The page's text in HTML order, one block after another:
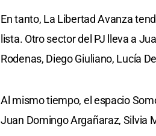
En tanto, La Libertad Avanza
lista. Otro sector del PJ lleva a
Rodenas, Diego Giuliano, Lucía
Al mismo tiempo, el espacio
Juan Domingo Argañaraz, Silvia